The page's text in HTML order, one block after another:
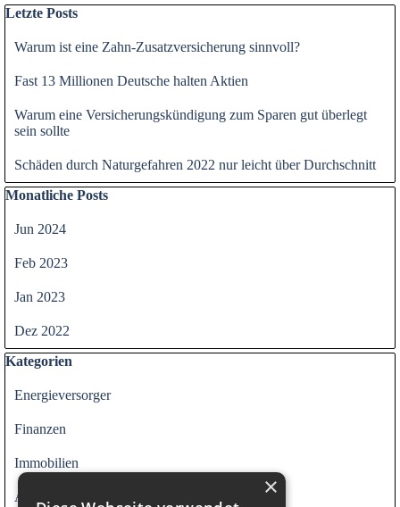
Block überspringen Letzte Posts
Letzte Posts
Warum ist eine Zahn-Zusatzversicherung sinnvoll?
Fast 13 Millionen Deutsche halten Aktien
Warum eine Versicherungskündigung zum Sparen gut überlegt
sein sollte
Schäden durch Naturgefahren 2022 nur leicht über Durchschnitt
Block überspringen Monatliche Posts
Monatliche Posts
Jun 2024
Feb 2023
Jan 2023
Dez 2022
Block überspringen Kategorien
Kategorien
Energieversorger
Finanzen
Immobilien
Alle Kategorien ×